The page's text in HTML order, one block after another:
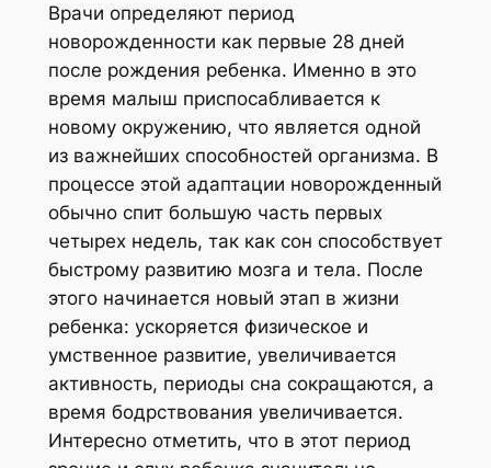
Врачи определяют период
новорожденности как первые 28 дней
после рождения ребенка. Именно в это
время малыш приспосабливается к
новому окружению, что является одной
из важнейших способностей организма. В
процессе этой адаптации новорожденный
обычно спит большую часть первых
четырех недель, так как сон способствует
быстрому развитию мозга и тела. После
этого начинается новый этап в жизни
ребенка: ускоряется физическое и
умственное развитие, увеличивается
активность, периоды сна сокращаются, а
время бодрствования увеличивается.
Интересно отметить, что в этот период